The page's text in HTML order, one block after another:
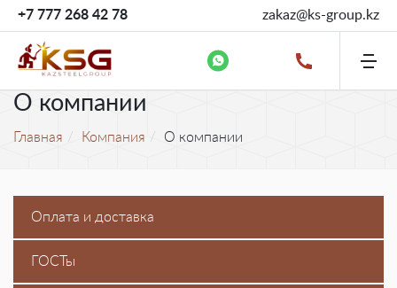
+7 777 268 42 78 zakaz@ks-group.kz
О компании
Главная Компания О компании
Оплата и доставка
ГОСТы